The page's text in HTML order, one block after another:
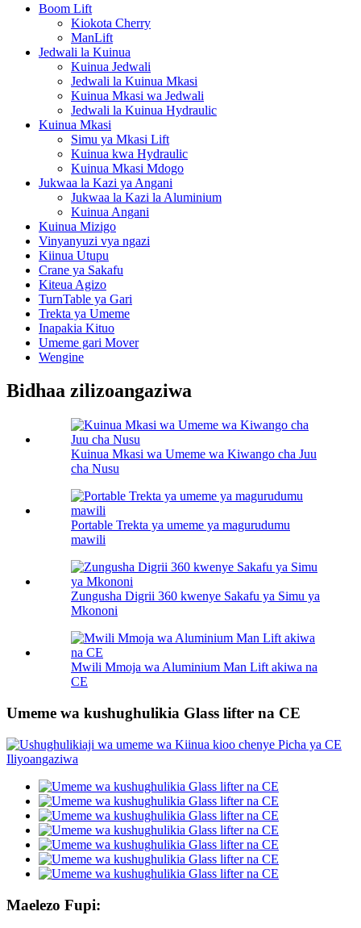
Boom Lift
Kiokota Cherry
ManLift
Jedwali la Kuinua
Kuinua Jedwali
Jedwali la Kuinua Mkasi
Kuinua Mkasi wa Jedwali
Jedwali la Kuinua Hydraulic
Kuinua Mkasi
Simu ya Mkasi Lift
Kuinua kwa Hydraulic
Kuinua Mkasi Mdogo
Jukwaa la Kazi ya Angani
Jukwaa la Kazi la Aluminium
Kuinua Angani
Kuinua Mizigo
Vinyanyuzi vya ngazi
Kiinua Utupu
Crane ya Sakafu
Kiteua Agizo
TurnTable ya Gari
Trekta ya Umeme
Inapakia Kituo
Umeme gari Mover
Wengine
Bidhaa zilizoangaziwa
Kuinua Mkasi wa Umeme wa Kiwango cha Juu
cha Nusu
Portable Trekta ya umeme ya magurudumu
mawili
Zungusha Digrii 360 kwenye Sakafu ya Simu ya
Mkononi
Mwili Mmoja wa Aluminium Man Lift akiwa na
CE
Umeme wa kushughulikia Glass lifter na CE
Maelezo Fupi: